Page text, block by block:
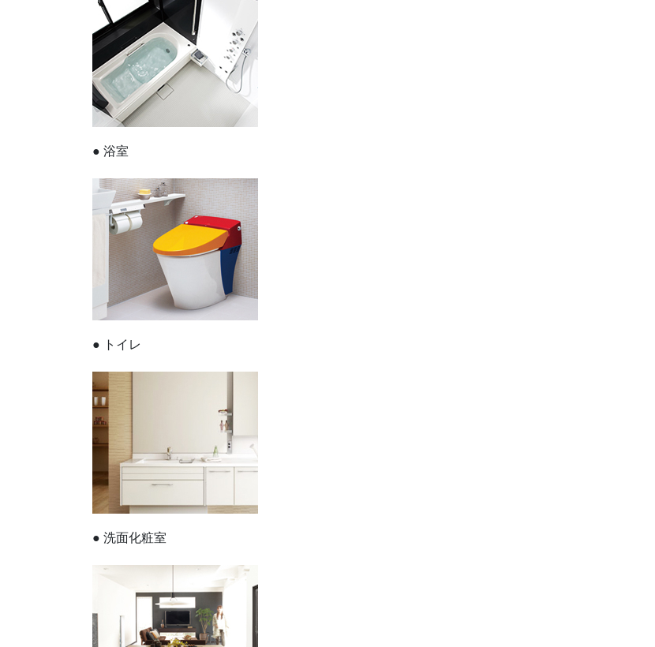
● 浴室
● トイレ
● 洗面化粧室